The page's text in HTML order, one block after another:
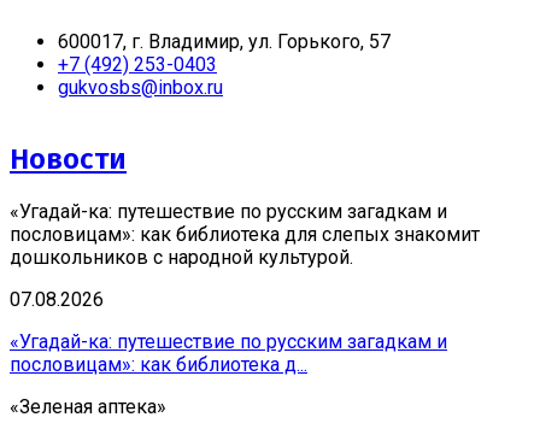
600017, г. Владимир, ул. Горького, 57
+7 (492) 253-0403
gukvosbs@inbox.ru
Новости
«Угадай-ка: путешествие по русским загадкам и
пословицам»: как библиотека для слепых знакомит
дошкольников с народной культурой.
07.08.2026
«Угадай-ка: путешествие по русским загадкам и
пословицам»: как библиотека д...
«Зеленая аптека»